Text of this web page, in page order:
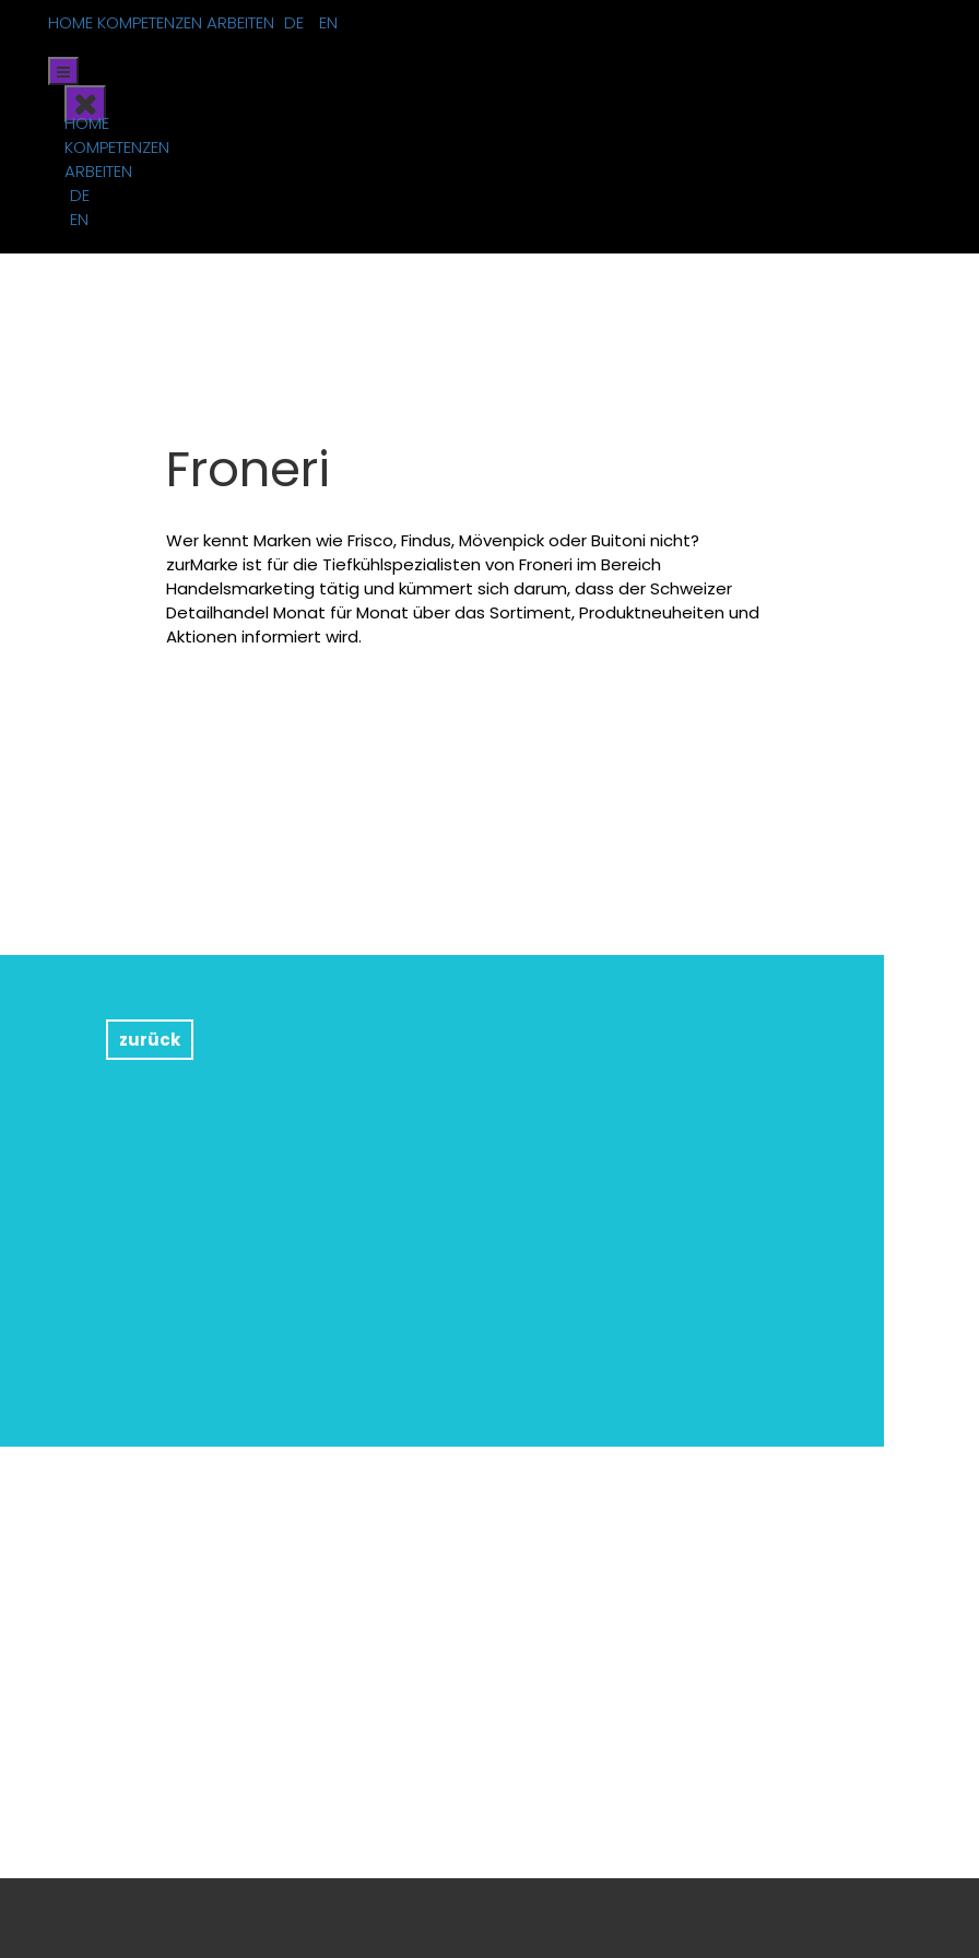
HOME KOMPETENZEN ARBEITEN DE EN
HOME
KOMPETENZEN
ARBEITEN
DE
EN
Froneri
Wer kennt Marken wie Frisco, Findus, Mövenpick oder Buitoni nicht?
zurMarke ist für die Tiefkühlspezialisten von Froneri im Bereich
Handelsmarketing tätig und kümmert sich darum, dass der Schweizer
Detailhandel Monat für Monat über das Sortiment, Produktneuheiten und
Aktionen informiert wird.
zurück